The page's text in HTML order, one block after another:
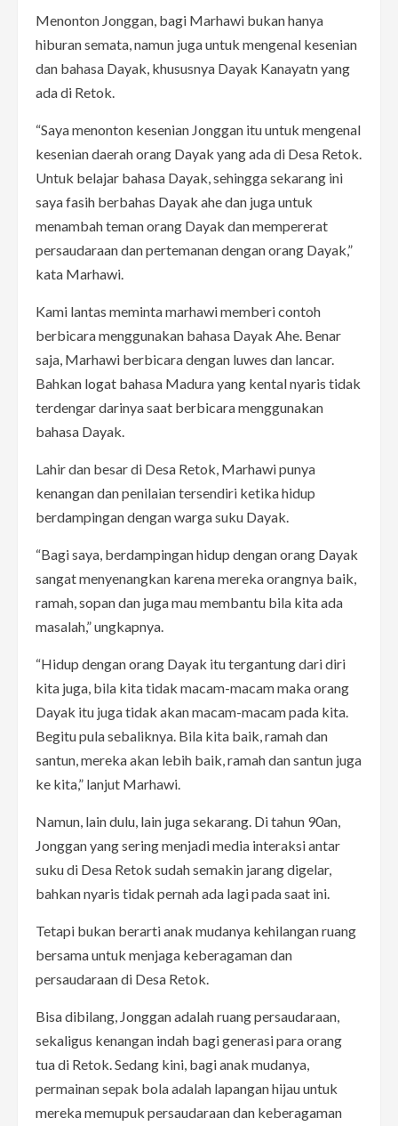
Menonton Jonggan, bagi Marhawi bukan hanya
hiburan semata, namun juga untuk mengenal kesenian
dan bahasa Dayak, khususnya Dayak Kanayatn yang
ada di Retok.
“Saya menonton kesenian Jonggan itu untuk mengenal
kesenian daerah orang Dayak yang ada di Desa Retok.
Untuk belajar bahasa Dayak, sehingga sekarang ini
saya fasih berbahas Dayak ahe dan juga untuk
menambah teman orang Dayak dan mempererat
persaudaraan dan pertemanan dengan orang Dayak,”
kata Marhawi.
Kami lantas meminta marhawi memberi contoh
berbicara menggunakan bahasa Dayak Ahe. Benar
saja, Marhawi berbicara dengan luwes dan lancar.
Bahkan logat bahasa Madura yang kental nyaris tidak
terdengar darinya saat berbicara menggunakan
bahasa Dayak.
Lahir dan besar di Desa Retok, Marhawi punya
kenangan dan penilaian tersendiri ketika hidup
berdampingan dengan warga suku Dayak.
“Bagi saya, berdampingan hidup dengan orang Dayak
sangat menyenangkan karena mereka orangnya baik,
ramah, sopan dan juga mau membantu bila kita ada
masalah,” ungkapnya.
“Hidup dengan orang Dayak itu tergantung dari diri
kita juga, bila kita tidak macam-macam maka orang
Dayak itu juga tidak akan macam-macam pada kita.
Begitu pula sebaliknya. Bila kita baik, ramah dan
santun, mereka akan lebih baik, ramah dan santun juga
ke kita,” lanjut Marhawi.
Namun, lain dulu, lain juga sekarang. Di tahun 90an,
Jonggan yang sering menjadi media interaksi antar
suku di Desa Retok sudah semakin jarang digelar,
bahkan nyaris tidak pernah ada lagi pada saat ini.
Tetapi bukan berarti anak mudanya kehilangan ruang
bersama untuk menjaga keberagaman dan
persaudaraan di Desa Retok.
Bisa dibilang, Jonggan adalah ruang persaudaraan,
sekaligus kenangan indah bagi generasi para orang
tua di Retok. Sedang kini, bagi anak mudanya,
permainan sepak bola adalah lapangan hijau untuk
mereka memupuk persaudaraan dan keberagaman